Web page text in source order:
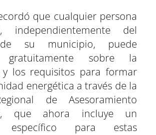
que cualquier persona
independientemente del
su municipio, puede
gratuitamente sobre la
y los requisitos para formar
energética a través de la
de Asesoramiento
que ahora incluye un
específico para estas